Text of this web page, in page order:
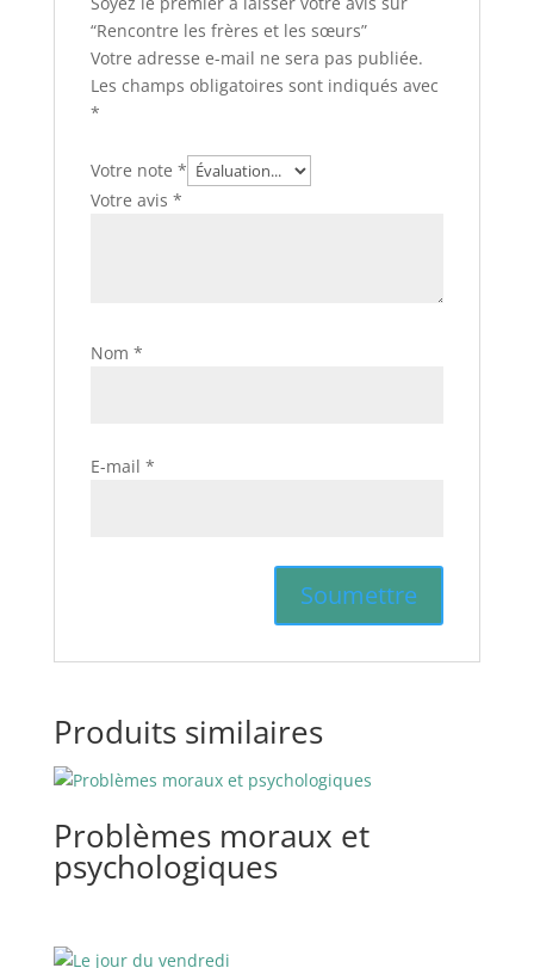
“Rencontre les frères et les sœurs”
Votre adresse e-mail ne sera pas publiée.
Les champs obligatoires sont indiqués avec
*
Votre note *
Votre avis *
Nom *
E-mail *
Produits similaires
Problèmes moraux et
psychologiques